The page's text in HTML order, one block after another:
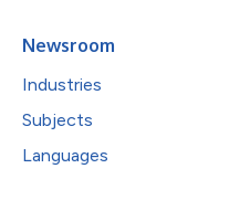
Newsroom
Industries
Subjects
Languages